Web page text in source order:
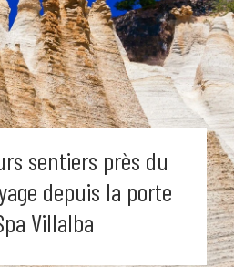
sentiers près du
depuis la porte
Villalba